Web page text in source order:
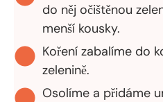
do něj očištěnou
menší kousky.
Koření zabalíme do
zelenině.
Osolíme a přidáme